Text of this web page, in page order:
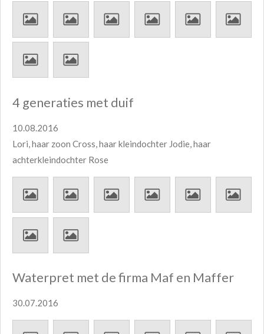
4 generaties met duif
10.08.2016
Lori, haar zoon Cross, haar kleindochter Jodie, haar
achterkleindochter Rose
Waterpret met de firma Maf en Maffer
30.07.2016